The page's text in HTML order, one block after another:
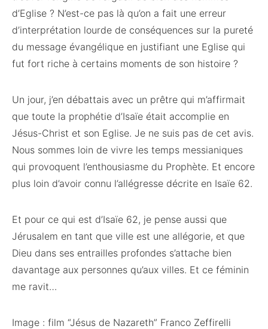
d’Eglise ? N’est-ce pas là qu’on a fait une erreur
d’interprétation lourde de conséquences sur la pureté
du message évangélique en justifiant une Eglise qui
fut fort riche à certains moments de son histoire ?
Un jour, j’en débattais avec un prêtre qui m’affirmait
que toute la prophétie d’Isaïe était accomplie en
Jésus-Christ et son Eglise. Je ne suis pas de cet avis.
Nous sommes loin de vivre les temps messianiques
qui provoquent l’enthousiasme du Prophète. Et encore
plus loin d’avoir connu l’allégresse décrite en Isaïe 62.
Et pour ce qui est d’Isaïe 62, je pense aussi que
Jérusalem en tant que ville est une allégorie, et que
Dieu dans ses entrailles profondes s’attache bien
davantage aux personnes qu’aux villes. Et ce féminin
me ravit…
Image : film “Jésus de Nazareth” Franco Zeffirelli